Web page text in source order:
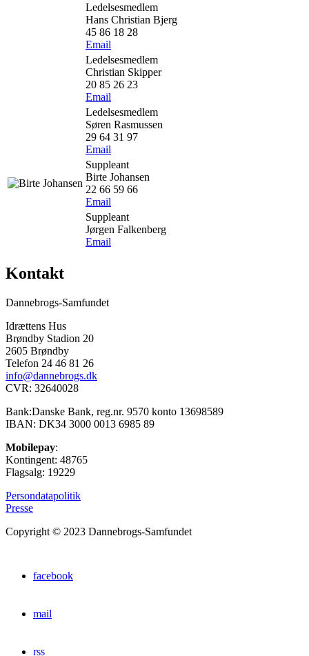
Ledelsesmedlem
Hans Christian Bjerg
45 86 18 28
Email
Ledelsesmedlem
Christian Skipper
20 85 26 23
Email
Ledelsesmedlem
Søren Rasmussen
29 64 31 97
Email
Suppleant
Birte Johansen
22 66 59 66
Email
Suppleant
Jørgen Falkenberg
Email
Kontakt
Dannebrogs-Samfundet
Idrættens Hus
Brøndby Stadion 20
2605 Brøndby
Telefon 24 46 81 26
info@dannebrogs.dk
CVR: 32640028
Bank:Danske Bank, reg.nr. 9570 konto 13698589
IBAN: DK34 3000 0013 6985 89
Mobilepay:
Kontingent: 48765
Flagsalg: 19229
Persondatapolitik
Presse
Copyright © 2023 Dannebrogs-Samfundet
facebook
mail
rss